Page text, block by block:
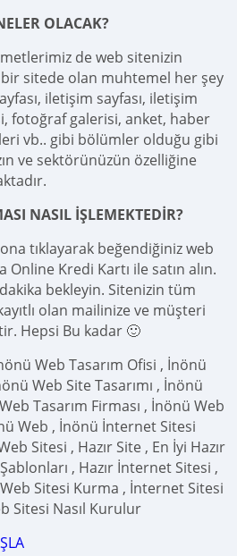
OLACAK?
de web sitenizin
sitede olan muhtemel her şey
iletişim sayfası, iletişim
fotoğraf galerisi, anket, haber
vb.. gibi bölümler olduğu gibi
ve sektörünüzün özelliğine
NASIL İŞLEMEKTEDİR?
tıklayarak beğendiğiniz web
Online Kredi Kartı ile satın alın.
bekleyin. Sitenizin tüm
olan mailinize ve müşteri
Hepsi Bu kadar 🙂
Web Tasarım Ofisi , İnönü
Web Site Tasarımı , İnönü
Tasarım Firması , İnönü Web
Web , İnönü İnternet Sitesi
Sitesi , Hazır Site , En İyi Hazır
, Hazır İnternet Sitesi ,
Sitesi Kurma , İnternet Sitesi
Sitesi Nasıl Kurulur